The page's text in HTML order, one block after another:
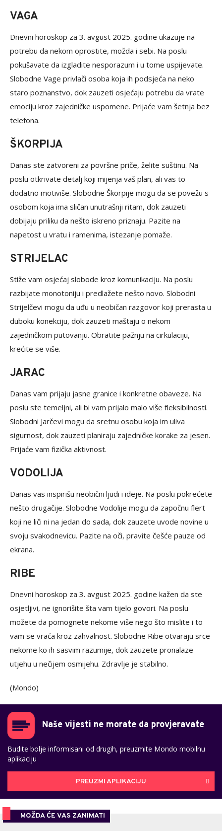
VAGA
Dnevni horoskop za 3. avgust 2025. godine ukazuje na
potrebu da nekom oprostite, možda i sebi. Na poslu
pokušavate da izgladite nesporazum i u tome uspijevate.
Slobodne Vage privlači osoba koja ih podsjeća na neko
staro poznanstvo, dok zauzeti osjećaju potrebu da vrate
emociju kroz zajedničke uspomene. Prijaće vam šetnja bez
telefona.
ŠKORPIJA
Danas ste zatvoreni za površne priče, želite suštinu. Na
poslu otkrivate detalj koji mijenja vaš plan, ali vas to
dodatno motiviše. Slobodne Škorpije mogu da se povežu s
osobom koja ima sličan unutrašnji ritam, dok zauzeti
dobijaju priliku da nešto iskreno priznaju. Pazite na
napetost u vratu i ramenima, istezanje pomaže.
STRIJELAC
Stiže vam osjećaj slobode kroz komunikaciju. Na poslu
razbijate monotoniju i predlažete nešto novo. Slobodni
Strijelčevi mogu da uđu u neobičan razgovor koji prerasta u
duboku konekciju, dok zauzeti maštaju o nekom
zajedničkom putovanju. Obratite pažnju na cirkulaciju,
krećite se više.
JARAC
Danas vam prijaju jasne granice i konkretne obaveze. Na
poslu ste temeljni, ali bi vam prijalo malo više fleksibilnosti.
Slobodni Jarčevi mogu da sretnu osobu koja im uliva
sigurnost, dok zauzeti planiraju zajedničke korake za jesen.
Prijaće vam fizička aktivnost.
VODOLIJA
Danas vas inspirišu neobični ljudi i ideje. Na poslu pokrećete
nešto drugačije. Slobodne Vodolije mogu da započnu flert
koji ne liči ni na jedan do sada, dok zauzete uvode novine u
svoju svakodnevicu. Pazite na oči, pravite češće pauze od
ekrana.
RIBE
Dnevni horoskop za 3. avgust 2025. godine kažen da ste
osjetljivi, ne ignorišite šta vam tijelo govori. Na poslu
možete da pomognete nekome više nego što mislite i to
vam se vraća kroz zahvalnost. Slobodne Ribe otvaraju srce
nekome ko ih sasvim razumije, dok zauzete pronalaze
utjehu u nečijem osmijehu. Zdravlje je stabilno.
(Mondo)
Naše vijesti ne morate da provjeravate
Budite bolje informisani od drugih, preuzmite Mondo mobilnu
aplikaciju
PREUZMI APLIKACIJU
MOŽDA ĆE VAS ZANIMATI